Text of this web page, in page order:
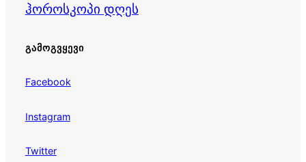
ჰოროსკოპი დღეს
ᲒᲐᲛᲝᲒᲕᲧᲔᲕᲘ
Facebook
Instagram
Twitter